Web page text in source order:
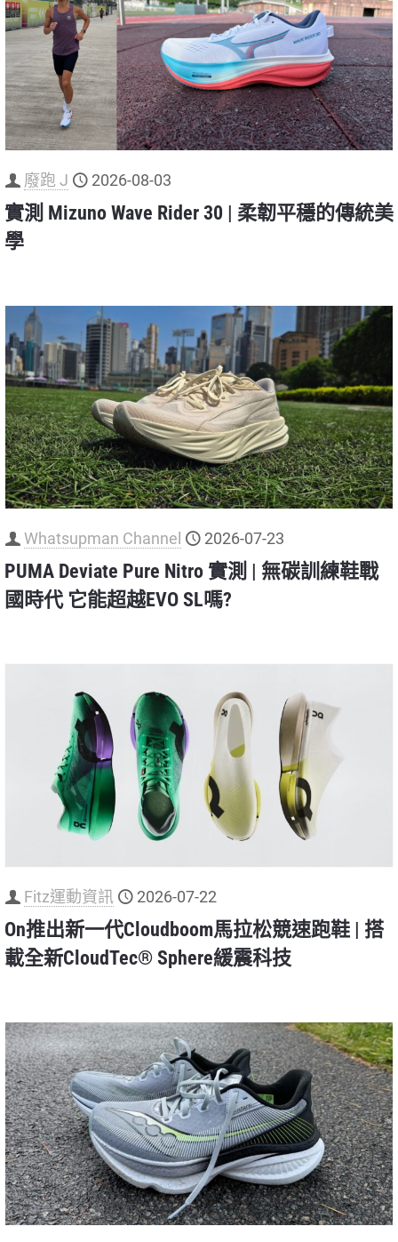
廢跑 J 2026-08-03
實測 Mizuno Wave Rider 30 | 柔韌平穩的傳統美
學
Whatsupman Channel 2026-07-23
PUMA Deviate Pure Nitro 實測 | 無碳訓練鞋戰
國時代 它能超越EVO SL嗎?
Fitz運動資訊 2026-07-22
On推出新一代Cloudboom馬拉松競速跑鞋 | 搭
載全新CloudTec® Sphere緩震科技